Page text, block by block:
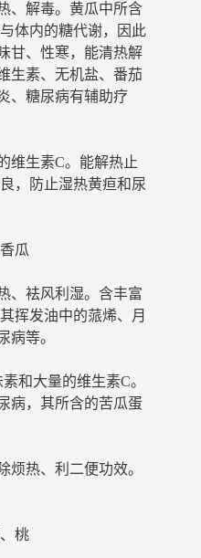
、解毒。黄瓜中所含
体内的糖代谢，因此
甘、性寒，能清热解
生素、无机盐、番茄
、糖尿病有辅助疗
维生素C。能解热止
，防止湿热黄疸和尿
瓜
、袪风利湿。含丰富
挥发油中的蒎烯、月
病等。
和大量的维生素C。
病，其所含的苦瓜蛋
烦热、利二便功效。
桃